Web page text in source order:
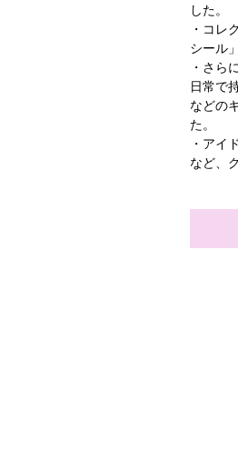
した。
・コレ
シール
・さら
日常で
などの
た。
・アイ
など、